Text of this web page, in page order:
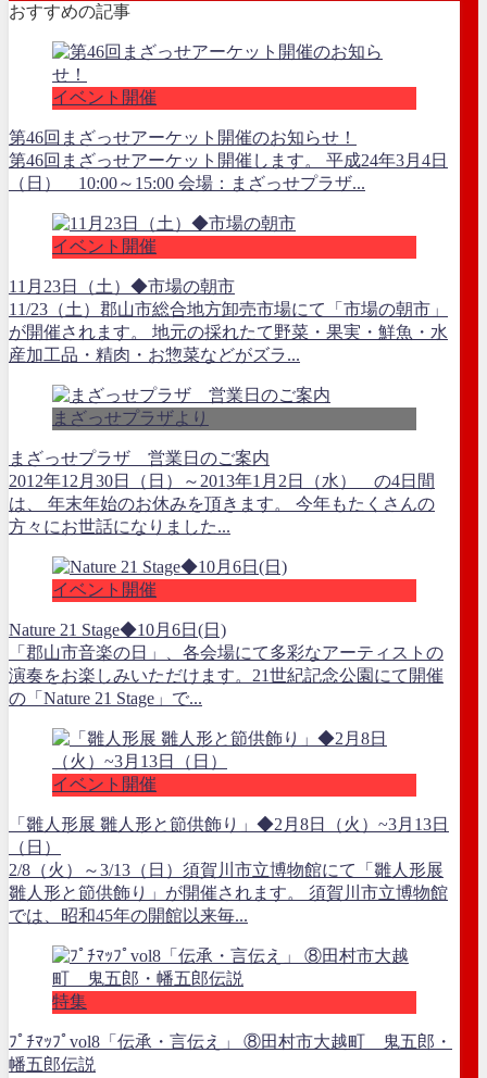
おすすめの記事
イベント開催
第46回まざっせアーケット開催のお知らせ！
第46回まざっせアーケット開催します。 平成24年3月4日
（日） 10:00～15:00 会場：まざっせプラザ...
イベント開催
11月23日（土）◆市場の朝市
11/23（土）郡山市総合地方卸売市場にて「市場の朝市」
が開催されます。 地元の採れたて野菜・果実・鮮魚・水
産加工品・精肉・お惣菜などがズラ...
まざっせプラザより
まざっせプラザ 営業日のご案内
2012年12月30日（日）～2013年1月2日（水） の4日間
は、 年末年始のお休みを頂きます。 今年もたくさんの
方々にお世話になりました...
イベント開催
Nature 21 Stage◆10月6日(日)
「郡山市音楽の日」、各会場にて多彩なアーティストの
演奏をお楽しみいただけます。21世紀記念公園にて開催
の「Nature 21 Stage」で...
イベント開催
「雛人形展 雛人形と節供飾り」◆2月8日（火）~3月13日
（日）
2/8（火）～3/13（日）須賀川市立博物館にて「雛人形展
雛人形と節供飾り」が開催されます。 須賀川市立博物館
では、昭和45年の開館以来毎...
特集
ﾌﾟﾁﾏｯﾌﾟvol8「伝承・言伝え」 ⑧田村市大越町 鬼五郎・
幡五郎伝説